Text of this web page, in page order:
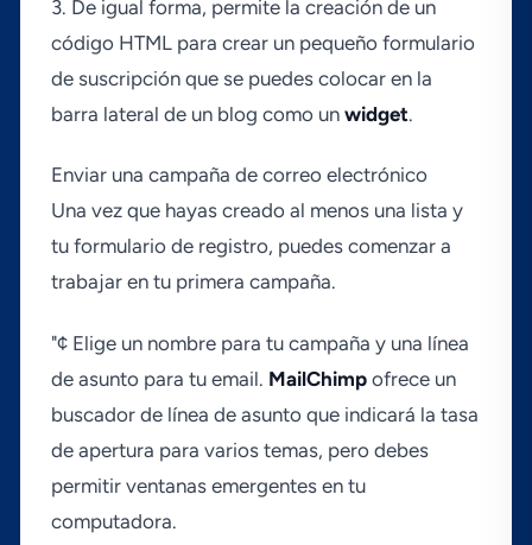
3. De igual forma, permite la creación de un
código HTML para crear un pequeño formulario
de suscripción que se puedes colocar en la
barra lateral de un blog como un widget.
Enviar una campaña de correo electrónico
Una vez que hayas creado al menos una lista y
tu formulario de registro, puedes comenzar a
trabajar en tu primera campaña.
"¢ Elige un nombre para tu campaña y una lí­nea
de asunto para tu email. MailChimp ofrece un
buscador de lí­nea de asunto que indicará la tasa
de apertura para varios temas, pero debes
permitir ventanas emergentes en tu
computadora.